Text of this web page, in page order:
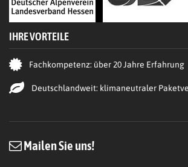
IHRE VORTEILE
Fachkompetenz: über 20 Jahre Erfahrung
Deutschlandweit: klimaneutraler
Mailen Sie uns!